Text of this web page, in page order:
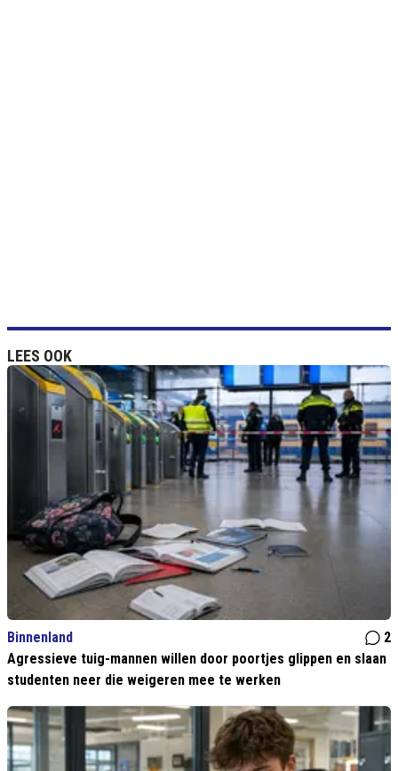
LEES OOK
Binnenland
2
Agressieve tuig-mannen willen door poortjes glippen en slaan
studenten neer die weigeren mee te werken